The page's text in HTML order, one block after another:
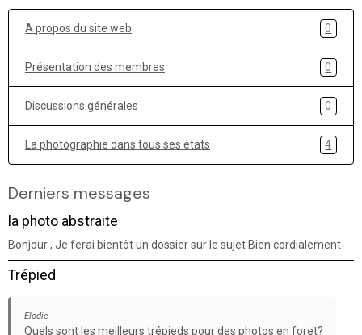
A propos du site web 0
Présentation des membres 0
Discussions générales 0
La photographie dans tous ses états 4
Derniers messages
la photo abstraite
Bonjour , Je ferai bientôt un dossier sur le sujet Bien cordialement
Trépied
Elodie
Quels sont les meilleurs trépieds pour des photos en foret?